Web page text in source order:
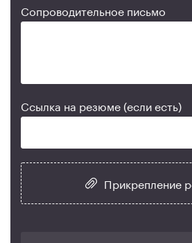
Сопроводительное письмо
Ссылка на резюме (если есть)
Прикрепление